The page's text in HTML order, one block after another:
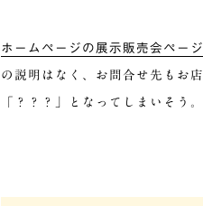
ホームページの展示販売会ペー
の説明はなく、お問合せ先もお
「？？？」 となってしまいそう。